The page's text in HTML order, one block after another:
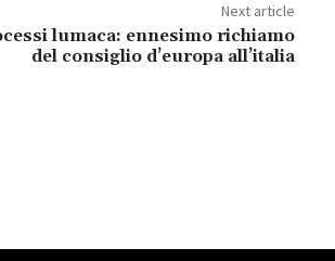
Next article
lumaca: ennesimo richiamo
del consiglio d’europa all’italia